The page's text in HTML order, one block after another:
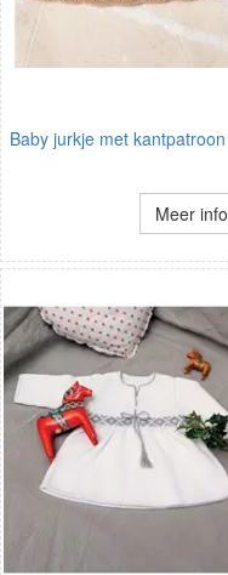
Baby jurkje met kantpatroon
Meer info